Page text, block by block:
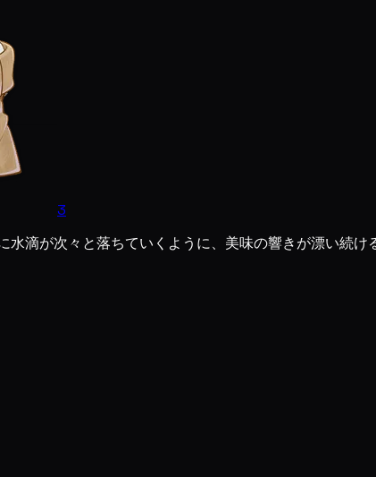
3
滴が次々と落ちていくように、美味の響きが漂い続け